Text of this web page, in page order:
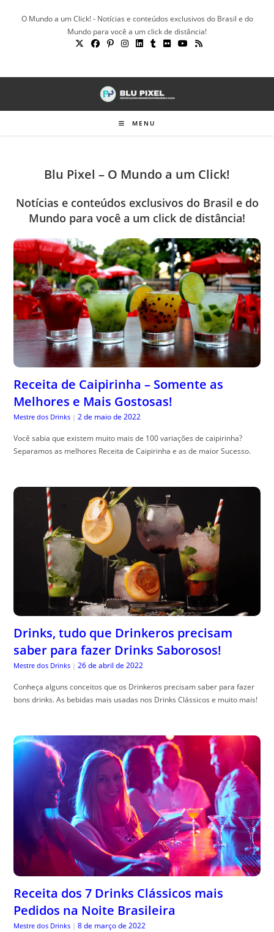
O Mundo a um Click! - Notícias e conteúdos exclusivos do Brasil e do
Mundo para você a um click de distância!
MENU
Blu Pixel – O Mundo a um Click!
Notícias e conteúdos exclusivos do Brasil e do
Mundo para você a um click de distância!
Receita de Caipirinha – Somente as
Melhores e Mais Gostosas!
Mestre dos Drinks | 2 de maio de 2022
Você sabia que existem muito mais de 100 variações de caipirinha?
Separamos as melhores Receita de Caipirinha e as de maior Sucesso.
Drinks, tudo que Drinkeros precisam
saber para fazer Drinks Saborosos!
Mestre dos Drinks | 26 de abril de 2022
Conheça alguns conceitos que os Drinkeros precisam saber para fazer
bons drinks. As bebidas mais usadas nos Drinks Clássicos e muito mais!
Receita dos 7 Drinks Clássicos mais
Pedidos na Noite Brasileira
Mestre dos Drinks | 8 de março de 2022